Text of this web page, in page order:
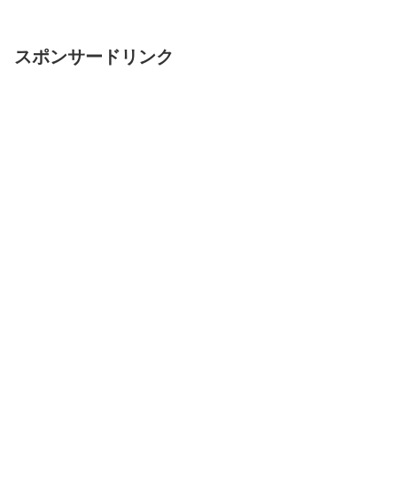
スポンサードリンク